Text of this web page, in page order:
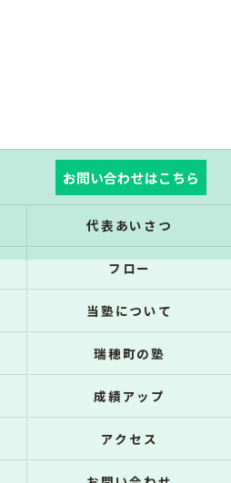
お問い合わせはこちら
代表あいさつ
フロー
当塾について
瑞穂町の塾
成績アップ
アクセス